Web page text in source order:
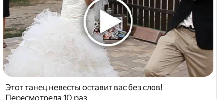
Этот танец невесты оставит вас без слов!
Пересмотрела 10 раз